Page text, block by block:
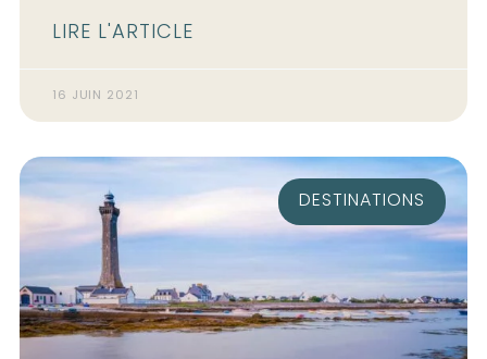
LIRE L'ARTICLE
16 JUIN 2021
DESTINATIONS